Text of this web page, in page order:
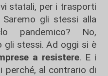
statali, per i trasporti
gli stessi alla
pandemico? No,
gli stessi. Ad oggi si è
a resistere. E i
perché, al contrario di